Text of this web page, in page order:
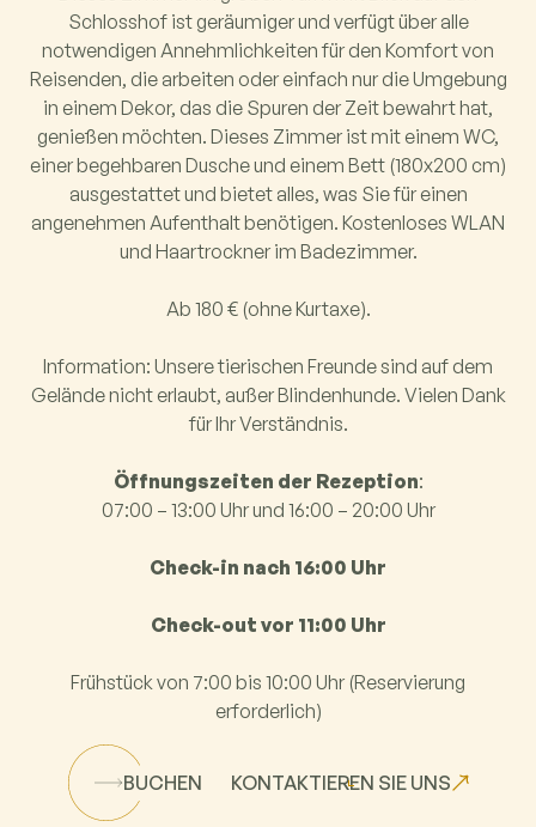
Schlosshof ist geräumiger und verfügt über alle
notwendigen Annehmlichkeiten für den Komfort von
Reisenden, die arbeiten oder einfach nur die Umgebung
in einem Dekor, das die Spuren der Zeit bewahrt hat,
genießen möchten. Dieses Zimmer ist mit einem WC,
einer begehbaren Dusche und einem Bett (180x200 cm)
ausgestattet und bietet alles, was Sie für einen
angenehmen Aufenthalt benötigen. Kostenloses WLAN
und Haartrockner im Badezimmer.
Ab 180 € (ohne Kurtaxe).
Information: Unsere tierischen Freunde sind auf dem
Gelände nicht erlaubt, außer Blindenhunde. Vielen Dank
für Ihr Verständnis.
Öffnungszeiten der Rezeption:
07:00 – 13:00 Uhr und 16:00 – 20:00 Uhr
Check-in nach 16:00 Uhr
Check-out vor 11:00 Uhr
Frühstück von 7:00 bis 10:00 Uhr (Reservierung
erforderlich)
BUCHEN KONTAKTIEREN SIE UNS